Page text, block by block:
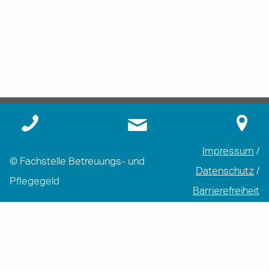
© Fachstelle Betreuungs- und
Pflegegeld
Impressum/
Datenschutz/
Barrierefreiheit